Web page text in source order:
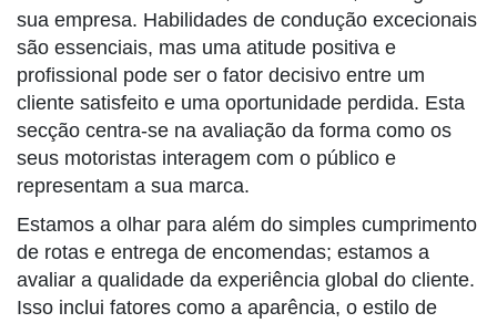
sua empresa. Habilidades de condução excecionais
são essenciais, mas uma atitude positiva e
profissional pode ser o fator decisivo entre um
cliente satisfeito e uma oportunidade perdida. Esta
secção centra-se na avaliação da forma como os
seus motoristas interagem com o público e
representam a sua marca.
Estamos a olhar para além do simples cumprimento
de rotas e entrega de encomendas; estamos a
avaliar a qualidade da experiência global do cliente.
Isso inclui fatores como a aparência, o estilo de